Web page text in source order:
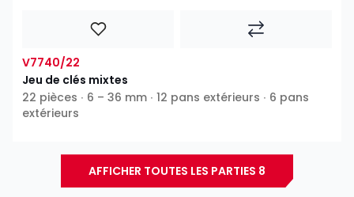
V7740/22
Jeu de clés mixtes
22 pièces ∙ 6 – 36 mm ∙ 12 pans extérieurs ∙ 6 pans
extérieurs
AFFICHER TOUTES LES PARTIES 8